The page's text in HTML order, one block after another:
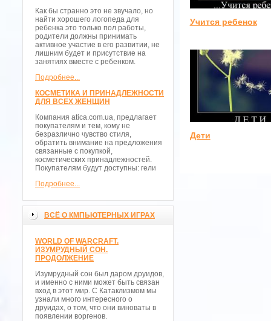
Как бы странно это не звучало, но
найти хорошего логопеда для
ребенка это только пол работы,
родители должны принимать
активное участие в его развитии, не
лишним будет и присутствие на
занятиях вместе с ребенком.
Подробнее...
КОСМЕТИКА И ПРИНАДЛЕЖНОСТИ
ДЛЯ ВСЕХ ЖЕНЩИН
Компания atica.com.ua, предлагает
покупателям и тем, кому не
безразлично чувство стиля,
обратить внимание на предложения
связанные с покупкой,
косметических принадлежностей.
Покупателям будут доступны: гели
Подробнее...
ВСЁ О КМПЬЮТЕРНЫХ ИГРАХ
WORLD OF WARCRAFT.
ИЗУМРУДНЫЙ СОН.
ПРОДОЛЖЕНИЕ
Изумрудный сон был даром друидов,
и именно с ними может быть связан
вход в этот мир. С Катаклизмом мы
узнали много интересного о
друидах, о том, что они виноваты в
появлении воргенов.
Учится ребенок
Дети